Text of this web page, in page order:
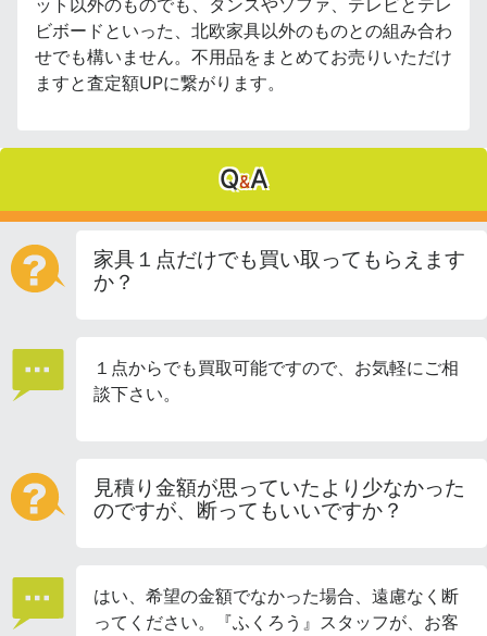
ット以外のものでも、タンスやソファ、テレビとテレ
ビボードといった、北欧家具以外のものとの組み合わ
せでも構いません。不用品をまとめてお売りいただけ
ますと査定額UPに繋がります。
Q&A
家具１点だけでも買い取ってもらえます
か？
１点からでも買取可能ですので、お気軽にご相
談下さい。
見積り金額が思っていたより少なかった
のですが、断ってもいいですか？
はい、希望の金額でなかった場合、遠慮なく断
ってください。『ふくろう』スタッフが、お客